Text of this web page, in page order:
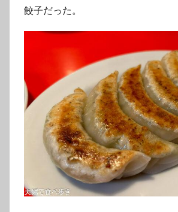
餃子だった。